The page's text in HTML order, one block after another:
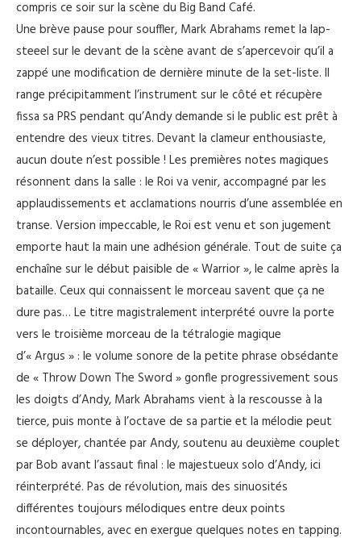
compris ce soir sur la scène du Big Band Café.
Une brève pause pour souffler, Mark Abrahams remet la lap-
steeel sur le devant de la scène avant de s’apercevoir qu’il a
zappé une modification de dernière minute de la set-liste. Il
range précipitamment l’instrument sur le côté et récupère
fissa sa PRS pendant qu’Andy demande si le public est prêt à
entendre des vieux titres. Devant la clameur enthousiaste,
aucun doute n’est possible ! Les premières notes magiques
résonnent dans la salle : le Roi va venir, accompagné par les
applaudissements et acclamations nourris d’une assemblée en
transe. Version impeccable, le Roi est venu et son jugement
emporte haut la main une adhésion générale. Tout de suite ça
enchaîne sur le début paisible de « Warrior », le calme après la
bataille. Ceux qui connaissent le morceau savent que ça ne
dure pas… Le titre magistralement interprété ouvre la porte
vers le troisième morceau de la tétralogie magique
d’« Argus » : le volume sonore de la petite phrase obsédante
de « Throw Down The Sword » gonfle progressivement sous
les doigts d’Andy, Mark Abrahams vient à la rescousse à la
tierce, puis monte à l’octave de sa partie et la mélodie peut
se déployer, chantée par Andy, soutenu au deuxième couplet
par Bob avant l’assaut final : le majestueux solo d’Andy, ici
réinterprété. Pas de révolution, mais des sinuosités
différentes toujours mélodiques entre deux points
incontournables, avec en exergue quelques notes en tapping.